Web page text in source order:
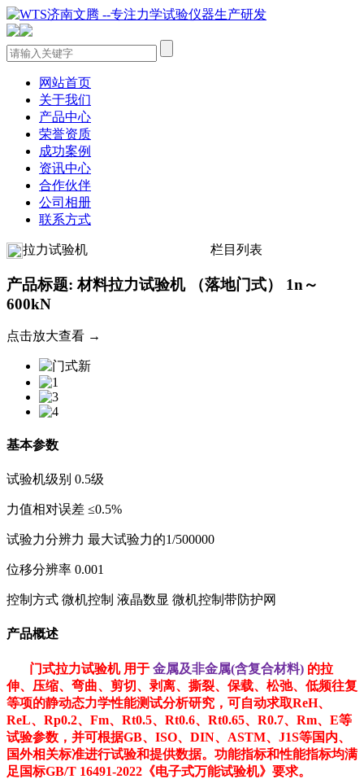
网站首页
关于我们
产品中心
荣誉资质
成功案例
资讯中心
合作伙伴
公司相册
联系方式
拉力试验机 栏目列表
产品标题: 材料拉力试验机 （落地门式） 1n～
600kN
点击放大查看 →
基本参数
试验机级别 0.5级
力值相对误差 ≤0.5%
试验力分辨力 最大试验力的1/500000
位移分辨率 0.001
控制方式 微机控制 液晶数显 微机控制带防护网
产品概述
门式拉力试验机 用于 金属及非金属(含复合材料) 的拉
伸、压缩、弯曲、剪切、剥离、撕裂、保载、松弛、低频往复
等项的静动态力学性能测试分析研究，可自动求取ReH、
ReL、Rp0.2、Fm、Rt0.5、Rt0.6、Rt0.65、R0.7、Rm、E等
试验参数，并可根据GB、ISO、DIN、ASTM、J1S等国内、
国外相关标准进行试验和提供数据。功能指标和性能指标均满
足国标GB/T 16491-2022《电子式万能试验机》要求。